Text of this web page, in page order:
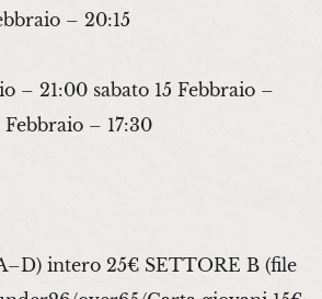
– 20:15
– 21:00 sabato 15 Febbraio –
Febbraio – 17:30
intero 25€ SETTORE B (file